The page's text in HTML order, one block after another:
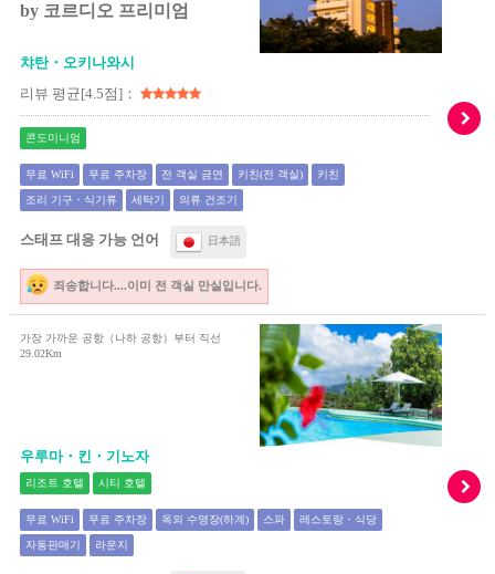
by 코르디오 프리미엄
챠탄・오키나와시
리뷰 평균[4.5점]：
콘도미니엄
무료 WiFi 무료 주차장 전 객실 금연 키친(전 객실) 키친
조리 기구・식기류 세탁기 의류 건조기
스태프 대응 가능 언어 日本語
죄송합니다....이미 전 객실 만실입니다.
가장 가까운 공항（나하 공항）부터 직선
29.02Km
우루마・킨・기노자
리조트 호텔 시티 호텔
무료 WiFi 무료 주차장 옥외 수영장(하계) 스파 레스토랑・식당
자동판매기 라운지